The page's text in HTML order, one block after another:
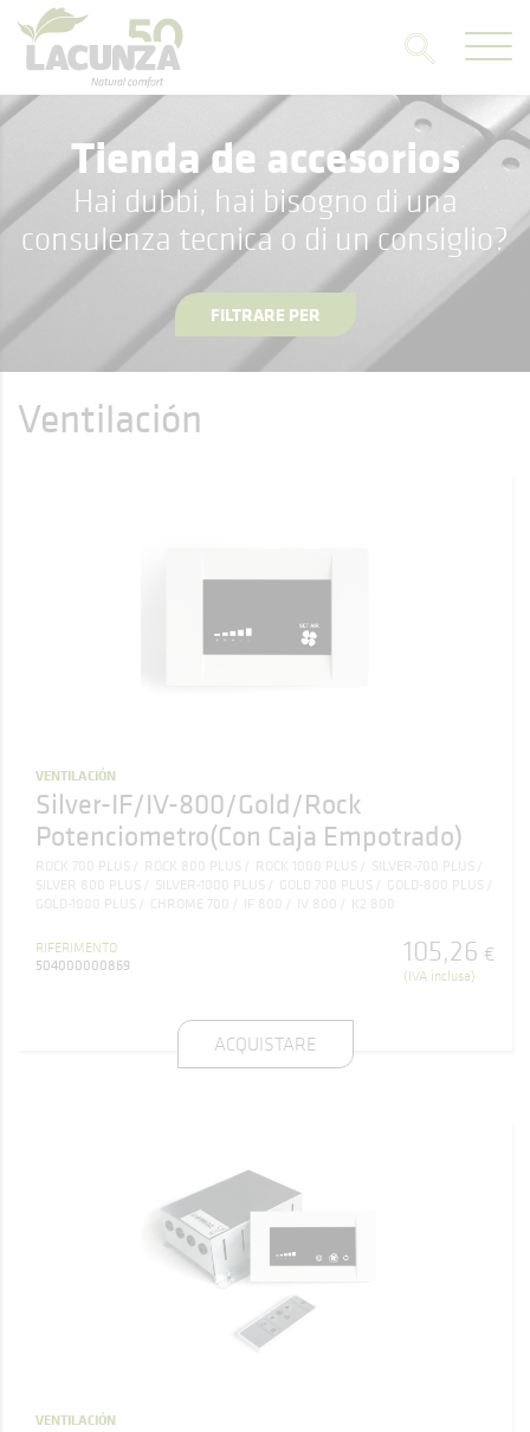
Tienda de accesorios
Hai dubbi, hai bisogno di una
consulenza tecnica o di un consiglio?
FILTRARE PER
Ventilación
VENTILACIÓN
Silver-IF/IV-800/Gold/Rock
Potenciometro(Con Caja Empotrado)
ROCK 700 PLUS ROCK 800 PLUS ROCK 1000 PLUS
SILVER-700 PLUS
SILVER 800 PLUS
SILVER-1000 PLUS GOLD 700 PLUS
GOLD-800 PLUS
GOLD-1000 PLUS
CHROME 700 IF 800 IV 800 K2 800
RIFERIMENTO
504000000869
105,26 €
(IVA inclusa)
ACQUISTARE
VENTILACIÓN